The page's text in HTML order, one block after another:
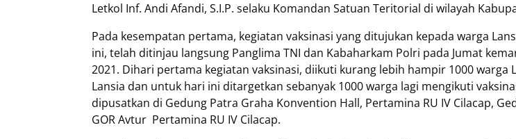
Letkol Inf. Andi Afandi, S.I.P. selaku Komandan Satuan Teritorial di wilayah
Pada kesempatan pertama, kegiatan vaksinasi yang ditujukan kepada warga
ini, telah ditinjau langsung Panglima TNI dan Kabaharkam Polri pada Jumat
2021. Dihari pertama kegiatan vaksinasi, diikuti kurang lebih hampir 1000 warga
Lansia dan untuk hari ini ditargetkan sebanyak 1000 warga lagi mengikuti
dipusatkan di Gedung Patra Graha Konvention Hall, Pertamina RU IV Cilacap,
GOR Avtur Pertamina RU IV Cilacap.